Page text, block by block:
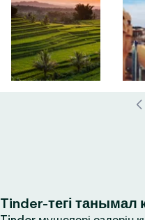
Tinder-тегі